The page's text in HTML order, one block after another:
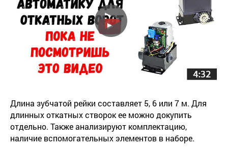
Длина зубчатой рейки составляет 5, 6 или 7 м. Для
длинных откатных створок ее можно докупить
отдельно. Также анализируют комплектацию,
наличие вспомогательных элементов в наборе.